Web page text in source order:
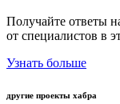
Получайте ответы
от специалистов в
Узнать больше
другие проекты хабра